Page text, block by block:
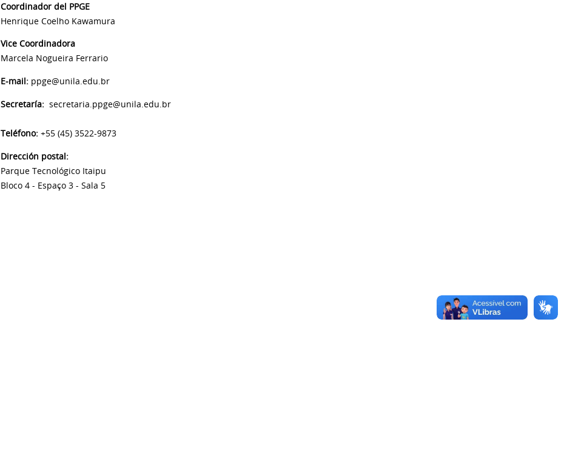
Coordinador del PPGE
Henrique Coelho Kawamura
Vice Coordinadora
Marcela Nogueira Ferrario
E-mail: ppge@unila.edu.br
Secretaría:secretaria.ppge@unila.edu.br
Teléfono:+55 (45) 3522-9873
Dirección postal:
Parque Tecnológico Itaipu
Bloco 4 - Espaço 3 - Sala 5